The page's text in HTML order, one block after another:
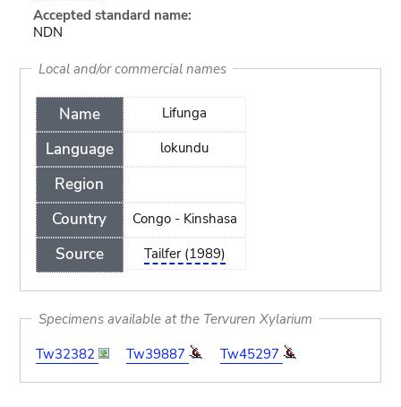
Accepted standard name:
NDN
Local and/or commercial names
Name
Language
Region
Country
Source
Lifunga
lokundu
Congo - Kinshasa
Tailfer (1989)
Specimens available at the Tervuren Xylarium
Tw32382
Tw39887 Tw45297